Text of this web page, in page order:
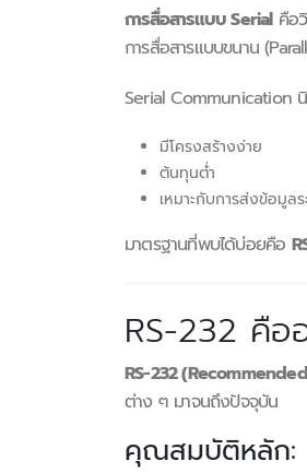
การสื่อสารแบบ Serialคือ
การสื่อสารแบบขนาน
Serial Communication นิ
มีโครงสร้างง่าย
ต้นทุนต่ำ
เหมาะกับการส่งข้อมูลร
มาตรฐานที่พบได้บ่อยคือ
RS-232 คือ
RS-232
ต่าง ๆ มาจนถึงปัจจุบัน
คุณสมบัติหลัก: